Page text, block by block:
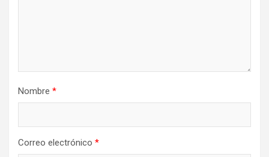
Nombre *
Correo electrónico *